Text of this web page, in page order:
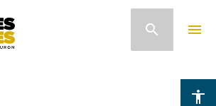
accessibility
search menu